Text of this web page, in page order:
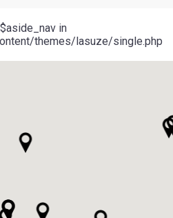
in
themes/lasuze/single.php